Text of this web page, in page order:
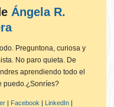
Ángela R.
Preguntona, curiosa y
No paro quieta. De
aprendiendo todo el
puedo.¿Sonríes?
| Facebook | LinkedIn |